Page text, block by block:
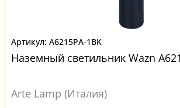
A6215PA-1BK
Наземный светильник Wazn
Arte Lamp (Италия)